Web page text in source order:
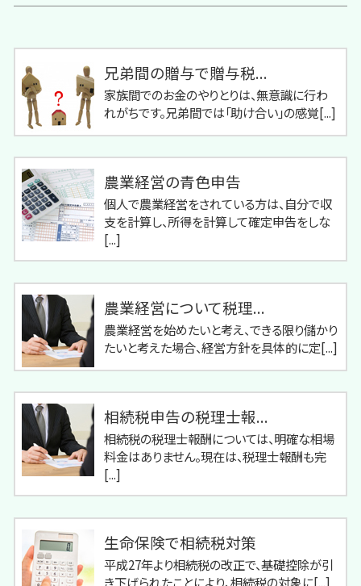
兄弟間の贈与で贈与税...
家族間でのお金のやりとりは、無意識に行わ
れがちです。兄弟間では「助け合い」の感覚[...]
農業経営の青色申告
個人で農業経営をされている方は、自分で収
支を計算し、所得を計算して確定申告をしな
[...]
農業経営について税理...
農業経営を始めたいと考え、できる限り儲かり
たいと考えた場合、経営方針を具体的に定[...]
相続税申告の税理士報...
相続税の税理士報酬については、明確な相場
料金はありません。現在は、税理士報酬も完
[...]
生命保険で相続税対策
平成27年より相続税の改正で、基礎控除が引
き下げられたことにより、相続税の対象に[...]